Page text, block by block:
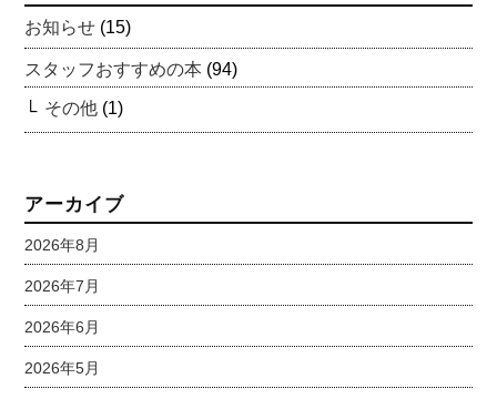
お知らせ (15)
スタッフおすすめの本 (94)
その他 (1)
アーカイブ
2026年8月
2026年7月
2026年6月
2026年5月